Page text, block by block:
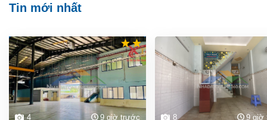
Tin mới nhất
4 9 giờ trước 8 9 giờ